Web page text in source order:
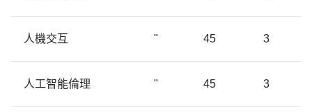
人機交互 " 45 3
人工智能倫理 " 45 3